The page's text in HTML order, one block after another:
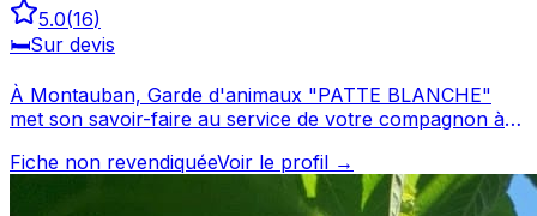
5.0(16)
🛏️Sur devis
À Montauban, Garde d'animaux "PATTE BLANCHE"
met son savoir-faire au service de votre compagnon à
"PATTE BLANCHE" offre un service apprécié par les
Fiche non revendiquéeVoir le profil →